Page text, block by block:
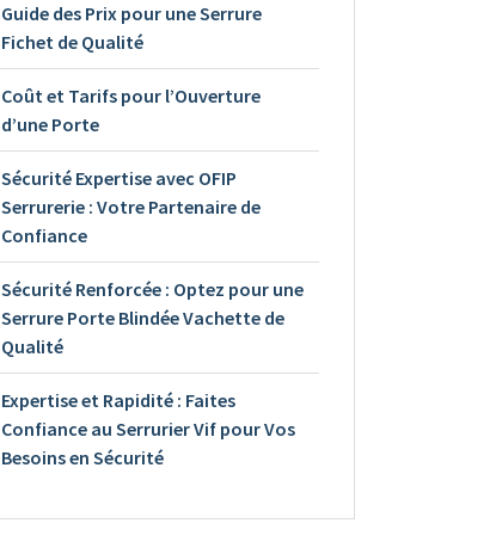
Guide des Prix pour une Serrure
Fichet de Qualité
Coût et Tarifs pour l’Ouverture
d’une Porte
Sécurité Expertise avec OFIP
Serrurerie : Votre Partenaire de
Confiance
Sécurité Renforcée : Optez pour une
Serrure Porte Blindée Vachette de
Qualité
Expertise et Rapidité : Faites
Confiance au Serrurier Vif pour Vos
Besoins en Sécurité